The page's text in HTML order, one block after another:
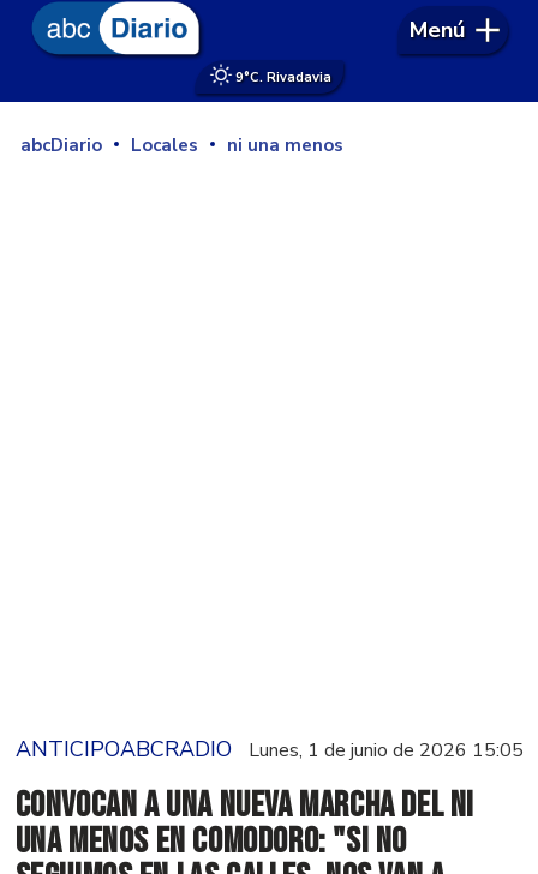
9°C. Rivadavia
Menú
abcDiario Locales ni una menos
ANTICIPOABCRADIO Lunes, 1 de junio de 2026 15:05
Convocan a una nueva marcha del Ni
Una Menos en Comodoro: "Si no